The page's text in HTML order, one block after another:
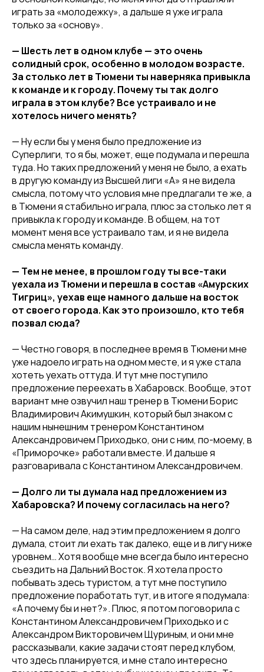
играть за «молодежку», а дальше я уже играла
только за «основу».
— Шесть лет в одном клубе — это очень
солидный срок, особенно в молодом возрасте.
За столько лет в Тюмени ты наверняка привыкла
к команде и к городу. Почему ты так долго
играла в этом клубе? Все устраивало и не
хотелось ничего менять?
— Ну если бы у меня было предложение из
Суперлиги, то я бы, может, еще подумала и перешла
туда. Но таких предложений у меня не было, а ехать
в другую команду из Высшей лиги «А» я не видела
смысла, потому что условия мне предлагали те же, а
в Тюмени я стабильно играла, плюс за столько лет я
привыкла к городу и команде. В общем, на тот
момент меня все устраивало там, и я не видела
смысла менять команду.
— Тем не менее, в прошлом году ты все-таки
уехала из Тюмени и перешла в состав «Амурских
Тигриц», уехав еще намного дальше на восток
от своего города. Как это произошло, кто тебя
позвал сюда?
— Честно говоря, в последнее время в Тюмени мне
уже надоело играть на одном месте, и я уже стала
хотеть уехать оттуда. И тут мне поступило
предложение переехать в Хабаровск. Вообще, этот
вариант мне озвучил наш тренер в Тюмени Борис
Владимирович Акимушкин, который был знаком с
нашим нынешним тренером Константином
Александровичем Приходько, они с ним, по-моему, в
«Приморочке» работали вместе. И дальше я
разговаривала с Константином Александровичем.
— Долго ли ты думала над предложением из
Хабаровска? И почему согласилась на него?
— На самом деле, над этим предложением я долго
думала, стоит ли ехать так далеко, еще и в лигу ниже
уровнем… Хотя вообще мне всегда было интересно
съездить на Дальний Восток. Я хотела просто
побывать здесь туристом, а тут мне поступило
предложение поработать тут, и в итоге я подумала:
«А почему бы и нет?». Плюс, я потом поговорила с
Константином Александровичем Приходько и с
Александром Викторовичем Щуриным, и они мне
рассказывали, какие задачи стоят перед клубом,
что здесь планируется, и мне стало интересно